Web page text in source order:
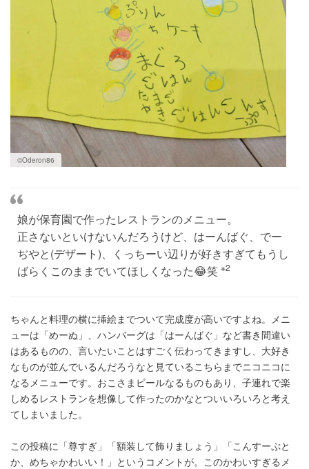
©︎Oderon86
娘が保育園で作ったレストランのメニュー。
正さないといけないんだろうけど、はーんばぐ、でー
ぢやと(デザート)、くっちーい辺りが好きすぎてもうし
ばらくこのままでいてほしくなった😂笑 ※2
ちゃんと料理の横に挿絵までついて完成度が高いですよね。メニ
ューは「めーぬ」、ハンバーグは「はーんばぐ」など書き間違い
はあるものの、言いたいことはすごく伝わってきますし、大好き
なものが並んでいるんだろうなと見ているこちらまでニコニコに
なるメニューです。おこさまビールなるものもあり、子連れで楽
しめるレストランを想像して作ったのかなとついいろいろと考え
てしまいました。
この投稿に「尊すぎ」「額装して飾りましょう」「こんすーぷと
か、めちゃかわいい！」というコメントが。このかわいすぎるメ